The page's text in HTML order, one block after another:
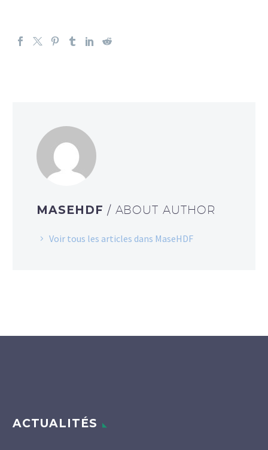
MASEHDF / ABOUT AUTHOR
Voir tous les articles dans MaseHDF
ACTUALITÉS